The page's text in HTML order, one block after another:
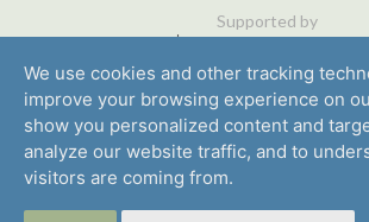
We use cookies and other tracking
improve your browsing experience on
show you personalized content and
analyze our website traffic, and to
visitors are coming from.
Supported by
Privacidad Socios Contacto Medios